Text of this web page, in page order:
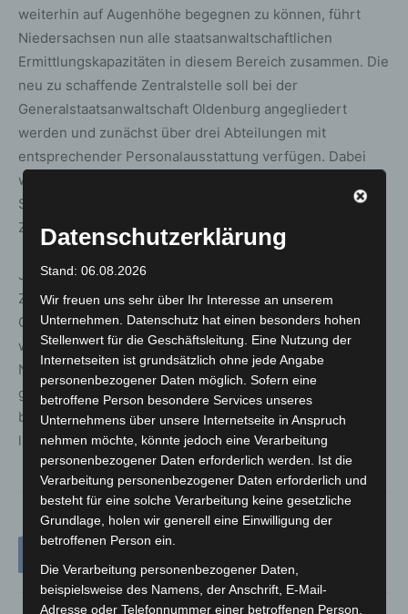
weiterhin auf Augenhöhe begegnen zu können, führt
Niedersachsen nun alle staatsanwaltschaftlichen
Ermittlungskapazitäten in diesem Bereich zusammen. Die
neu zu schaffende Zentralstelle soll bei der
Generalstaatsanwaltschaft Oldenburg angegliedert
werden und zunächst über drei Abteilungen mit
entsprechender Personalausstattung verfügen. Dabei
werden die Verschmelzung der bisherigen
Schwerpunktstaatsanwaltschaften und der Aufbau der
Zentralstelle schrittweise erfolgen.
Justizministerin Dr. Wahlmann: „Dass wir die neue
Zentralstelle gegen Cyberkriminalität bei der
Generalstaatsanwaltschaft Oldenburg angliedern, zeigt,
wie ernst wir das Thema nehmen. Damit sendet
Niedersachsen ein klares Signal: Angriffe im Netz, egal
gegen wen oder was, werden effizient verfolgt und
bestraft. Das Internet ist kein rechtsfreier Raum und wir
lassen auch nicht zu, dass es dazu gemacht wird.“
Datenschutzerklärung
Stand: 06.08.2026
Wir freuen uns sehr über Ihr Interesse an unserem
Unternehmen. Datenschutz hat einen besonders hohen
Stellenwert für die Geschäftsleitung. Eine Nutzung der
Internetseiten ist grundsätzlich ohne jede Angabe
personenbezogener Daten möglich. Sofern eine
betroffene Person besondere Services unseres
Unternehmens über unsere Internetseite in Anspruch
nehmen möchte, könnte jedoch eine Verarbeitung
personenbezogener Daten erforderlich werden. Ist die
Verarbeitung personenbezogener Daten erforderlich und
besteht für eine solche Verarbeitung keine gesetzliche
Grundlage, holen wir generell eine Einwilligung der
betroffenen Person ein.
Die Verarbeitung personenbezogener Daten,
beispielsweise des Namens, der Anschrift, E-Mail-
Adresse oder Telefonnummer einer betroffenen Person,